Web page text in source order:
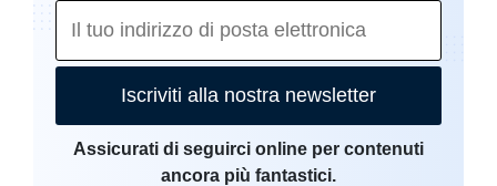
Iscriviti alla nostra newsletter
Assicurati di seguirci online per contenuti
ancora più fantastici.